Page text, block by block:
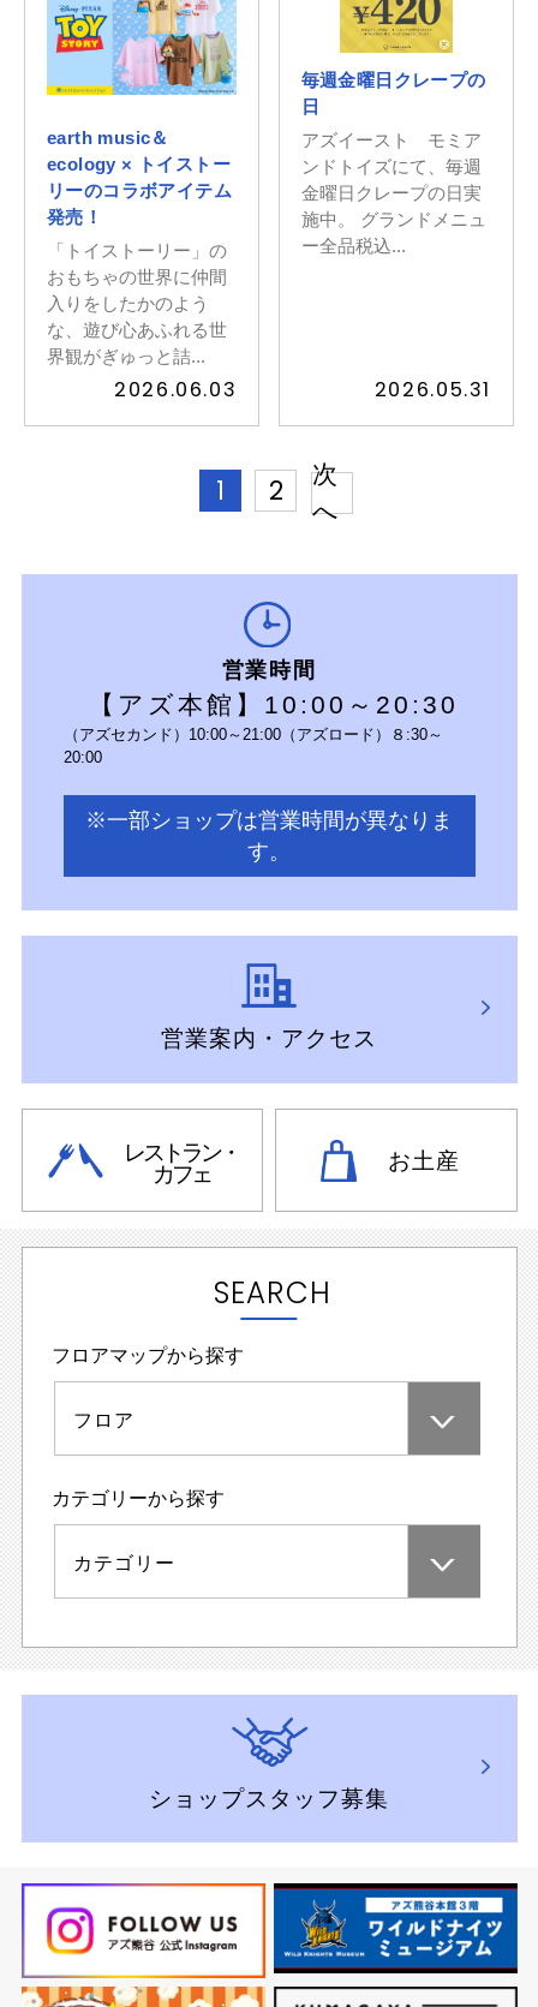
earth music＆
ecology × トイストー
リーのコラボアイテム
発売！
「トイストーリー」の
おもちゃの世界に仲間
入りをしたかのよう
な、遊び心あふれる世
界観がぎゅっと詰...
2026.06.03
毎週金曜日クレープの
日
アズイースト モミア
ンドトイズにて、毎週
金曜日クレープの日実
施中。 グランドメニュ
ー全品税込...
2026.05.31
1 2
次
へ
営業時間
【アズ本館】10:00～20:30
（アズセカンド）10:00～21:00（アズロード）８:30～
20:00
※一部ショップは営業時間が異なりま
す。
営業案内・アクセス
レストラン・
カフェ
お土産
SEARCH
フロアマップから探す
フロア
カテゴリーから探す
カテゴリー
ショップスタッフ募集